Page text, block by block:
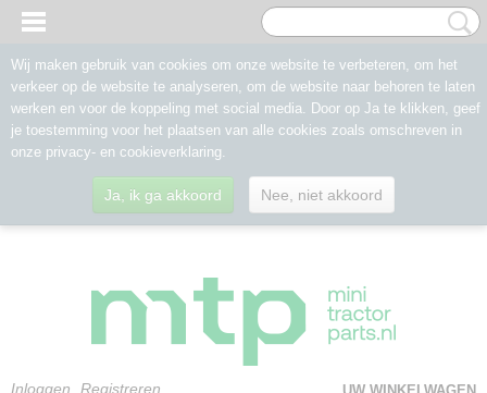
Inloggen Registreren
Wij maken gebruik van cookies om onze website te verbeteren, om het
verkeer op de website te analyseren, om de website naar behoren te laten
werken en voor de koppeling met social media. Door op Ja te klikken, geef
je toestemming voor het plaatsen van alle cookies zoals omschreven in
onze privacy- en cookieverklaring.
Ja, ik ga akkoord Nee, niet akkoord